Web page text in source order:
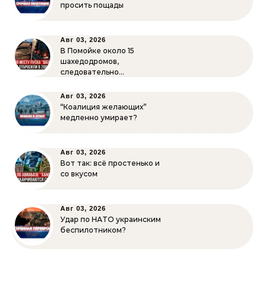
просить пощады
Авг 03, 2026
В Помойке около 15
шахедодромов,
следовательно…
Авг 03, 2026
“Коалиция желающих”
медленно умирает?
Авг 03, 2026
Вот так: всё простенько и
со вкусом
Авг 03, 2026
Удар по НАТО украинским
беспилотником?